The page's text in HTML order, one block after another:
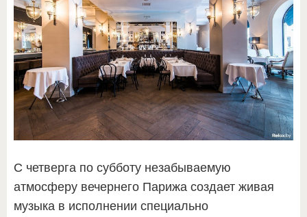
С четверга по субботу незабываемую
атмосферу вечернего Парижа создает живая
музыка в исполнении специально